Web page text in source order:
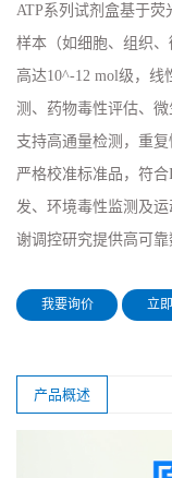
ATP系列试剂盒‌基于
样本（如细胞、组织
高达10^-12 mol级，线
测、药物毒性评估、
支持高通量检测，重
严格校准标准品，符
发、环境毒性监测及
谢调控研究提供高可靠
我要询价 立
产品概述